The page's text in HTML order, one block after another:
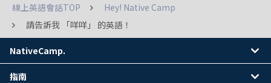
線上英語會話TOP
Hey! Native Camp
請告訴我 「咩咩」 的英語！
NativeCamp.
指南